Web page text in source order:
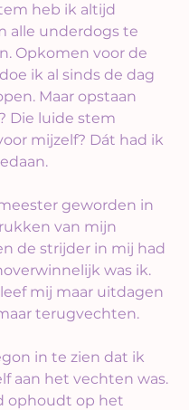
heb ik altijd
alle underdogs te
Opkomen voor de
ik al sinds de dag
Maar opstaan
Die luide stem
mijzelf? Dát had ik
geworden in
van mijn
de strijder in mij had
was ik.
mij maar uitdagen
terugvechten.
in te zien dat ik
aan het vechten was.
ophoudt op het